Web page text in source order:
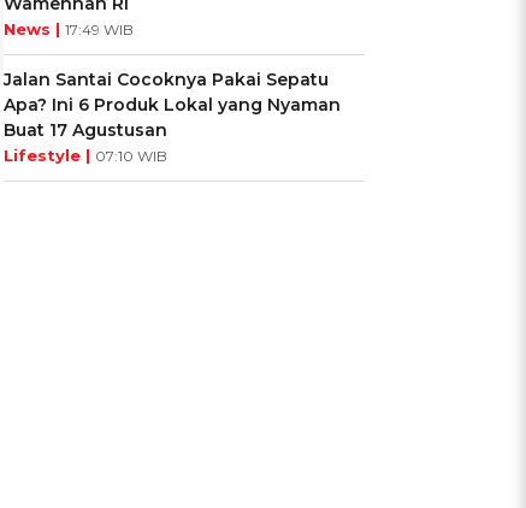
News | 17:49 WIB
Jalan Santai Cocoknya Pakai Sepatu
Apa? Ini 6 Produk Lokal yang Nyaman
Buat 17 Agustusan
Lifestyle | 07:10 WIB